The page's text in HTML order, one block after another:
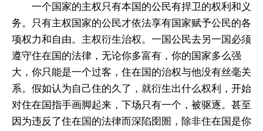
一个国家的主权只有本国的公民有捍卫的权利和义
务。只有主权国家的公民才依法享有国家赋予公民的各
项权力和自由。主权衍生治权。一国公民去另一国必须
遵守住在国的法律，无论你多富有，你的国家多么强
大，你只能是一个过客，住在国的治权与他没有丝毫关
系。假如认为自己住的久了，就衍生出什么权利，开始
对住在国指手画脚起来，下场只有一个，被驱逐。甚至
因为违反了住在国的法律而深陷囹圄，除非住在国是你